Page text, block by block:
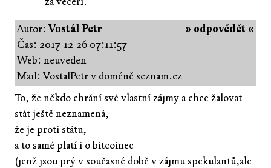
» odpovědět «
Autor:Vostál Petr
Čas: 2017-12-26 07:11:57
Web: neuveden
Mail: VostalPetr v doméně seznam.cz
To, že někdo chrání své vlastní zájmy a chce žalovat
stát ještě neznamená,
že je proti státu,
a to samé platí i o bitcoinec
(jenž jsou prý v současné době v zájmu spekulantů,ale